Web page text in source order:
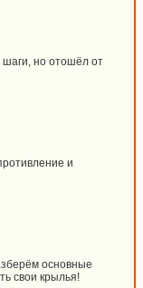
но отошёл от
и
основные
свои крылья!